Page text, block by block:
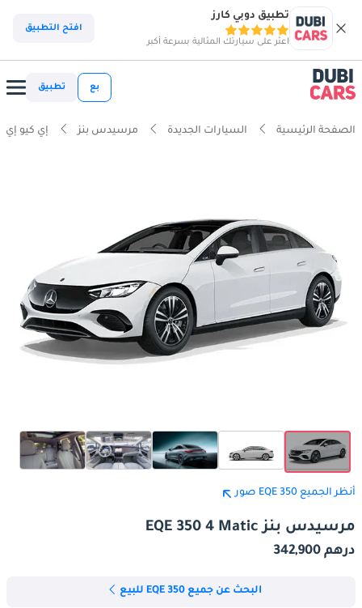
تطبيق دوبي كارز
اعثر على سيارتك المثالية بسرعة أكبر
افتح التطبيق
بع تطبيق
الصفحة الرئيسية السيارات الجديدة مرسيدس بنز إي كيو إي
أنظر الجميع EQE 350 صور
مرسيدس بنز EQE 350 4 Matic
درهم 342,900
البحث عن جميع EQE 350 للبيع